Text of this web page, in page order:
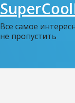
Все самое
не пропустить